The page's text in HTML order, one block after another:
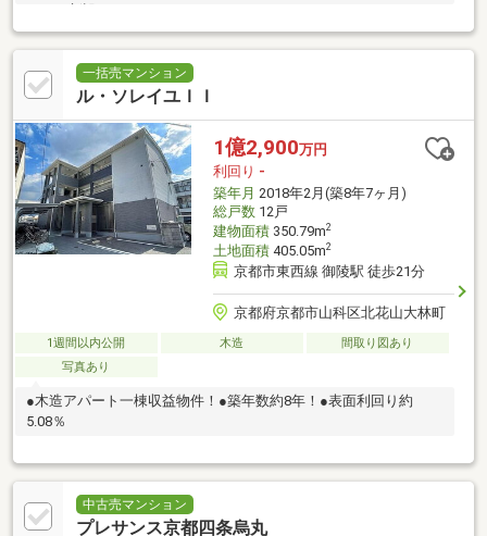
一括売マンション
ル・ソレイユＩＩ
1億2,900万円
利回り -
築年月 2018年2月(築8年7ヶ月)
総戸数12戸
建物面積350.79m2
土地面積405.05m2
京都市東西線 御陵駅 徒歩21分
京都府京都市山科区北花山大林町
1週間以内公開 木造
間取り図あり
写真あり
●木造アパート一棟収益物件！●築年数約8年！●表面利回り約
5.08％
中古売マンション
プレサンス京都四条烏丸